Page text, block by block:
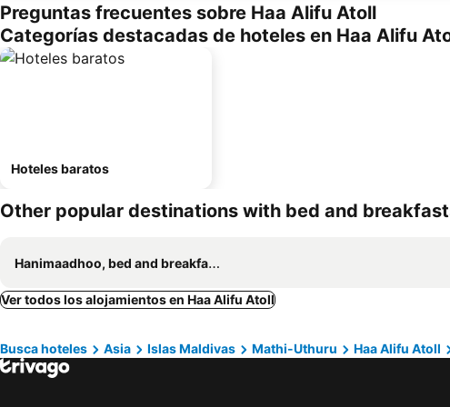
Preguntas frecuentes sobre Haa Alifu Atoll
Categorías destacadas de hoteles en Haa Alifu
Hoteles baratos
Other popular destinations with bed and
Hanimaadhoo, bed and breakfasts
Ver todos los alojamientos en Haa Alifu Atoll
Busca hoteles Asia Islas Maldivas Mathi-Uthuru Haa Alifu Atoll